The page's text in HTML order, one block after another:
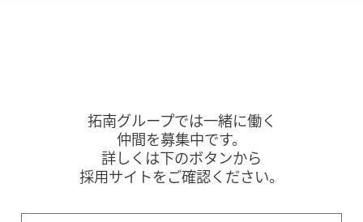
拓南グループでは一緒に働く
仲間を募集中です。
詳しくは下のボタンから
採用サイトをご確認ください。